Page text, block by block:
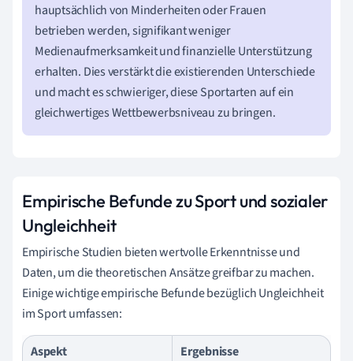
hauptsächlich von Minderheiten oder Frauen
betrieben werden, signifikant weniger
Medienaufmerksamkeit und finanzielle Unterstützung
erhalten. Dies verstärkt die existierenden Unterschiede
und macht es schwieriger, diese Sportarten auf ein
gleichwertiges Wettbewerbsniveau zu bringen.
Empirische Befunde zu Sport und sozialer
Ungleichheit
Empirische Studien bieten wertvolle Erkenntnisse und
Daten, um die theoretischen Ansätze greifbar zu machen.
Einige wichtige empirische Befunde bezüglich Ungleichheit
im Sport umfassen:
Aspekt Ergebnisse